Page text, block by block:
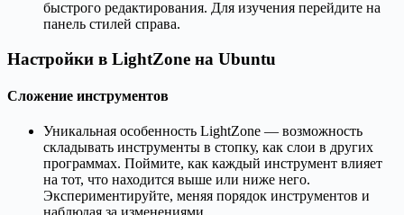
быстрого редактирования. Для изучения перейдите на
панель стилей справа.
Настройки в LightZone на Ubuntu
Сложение инструментов
Уникальная особенность LightZone — возможность
складывать инструменты в стопку, как слои в других
программах. Поймите, как каждый инструмент влияет
на тот, что находится выше или ниже него.
Экспериментируйте, меняя порядок инструментов и